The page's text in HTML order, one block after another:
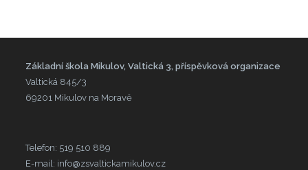
Základní škola Mikulov, Valtická 3, příspěvková organizace
Valtická 845/3
69201 Mikulov na Moravě
Telefon: 519 510 889
E-mail: info@zsvaltickamikulov.cz